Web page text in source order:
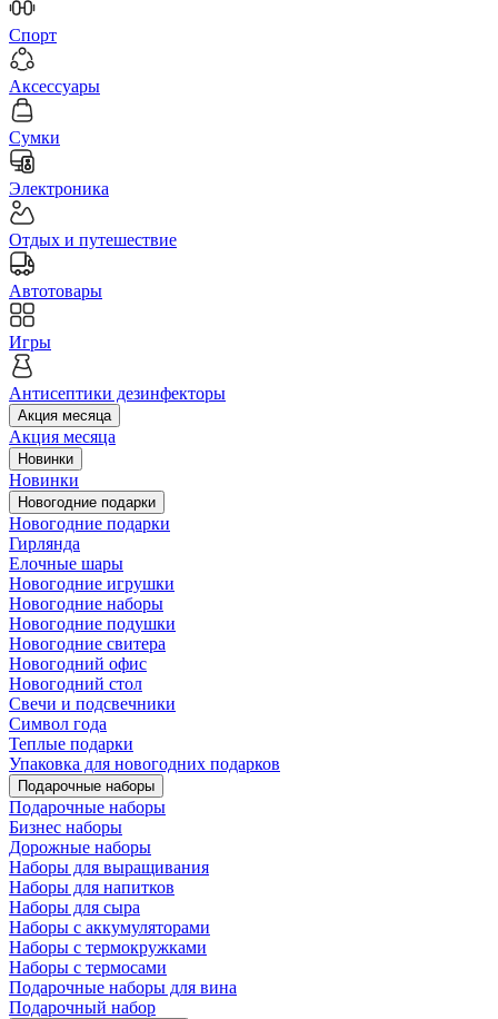
Спорт
Аксессуары
Сумки
Электроника
Отдых и путешествие
Автотовары
Игры
Антисептики дезинфекторы
Акция месяца
Акция месяца
Новинки
Новинки
Новогодние подарки
Новогодние подарки
Гирлянда
Елочные шары
Новогодние игрушки
Новогодние наборы
Новогодние подушки
Новогодние свитера
Новогодний офис
Новогодний стол
Свечи и подсвечники
Символ года
Теплые подарки
Упаковка для новогодних подарков
Подарочные наборы
Подарочные наборы
Бизнес наборы
Дорожные наборы
Наборы для выращивания
Наборы для напитков
Наборы для сыра
Наборы с аккумуляторами
Наборы с термокружками
Наборы с термосами
Подарочные наборы для вина
Подарочный набор